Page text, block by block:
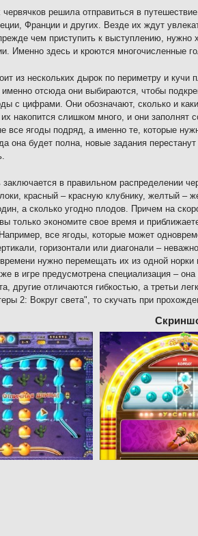
решила отправиться в
Франции и других. Везде их ждут
чем приступить к выступлению, нужно
Именно здесь и кроются многочисленные
из нескольких дырок по периметру и
именно отсюда они выбираются, чтобы
с цифрами. Они обозначают, сколько и
накопится слишком много, и они заполнят
все ягоды подряд, а именно те, которые
она будет полна, новые задания
заключается в правильном распределении
красный – красную клубнику, желтый –
а сколько угодно плодов. Причем на
только экономите свое время и
все ягоды, которые может
горизонтали или диагонали –
нужно перемещать их из одной
в игре предусмотрена специализация –
другие отличаются гибкостью, а третьи
2: Вокруг света", то скучать при